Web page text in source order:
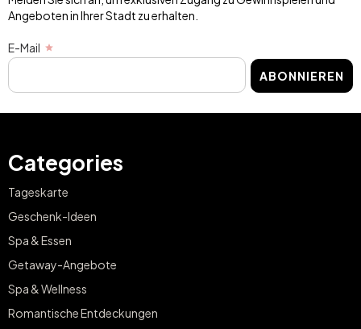
Angeboten in Ihrer Stadt zu erhalten.
E-Mail
ABONNIEREN
Categories
Tageskarte
Geschenk-Ideen
Spa & Essen
Getaway-Angebote
Spa & Wellness
Romantische Entdeckungen